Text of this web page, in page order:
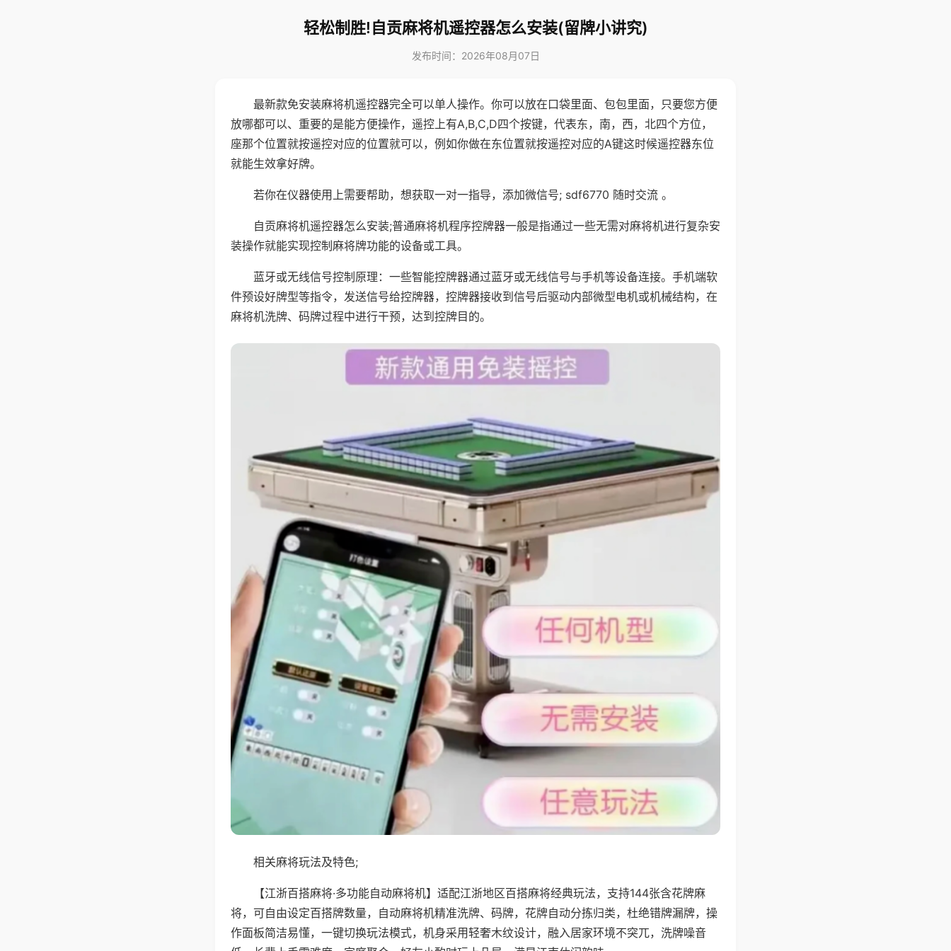
轻松制胜!自贡麻将机遥控器怎么安装(留牌小讲究)
发布时间：2026年08月07日
最新款免安装麻将机遥控器完全可以单人操作。你可以放在口袋里面、包包里面，只要您方便
放哪都可以、重要的是能方便操作，遥控上有A,B,C,D四个按键，代表东，南，西，北四个方位，
座那个位置就按遥控对应的位置就可以，例如你做在东位置就按遥控对应的A键这时候遥控器东位
就能生效拿好牌。
若你在仪器使用上需要帮助，想获取一对一指导，添加微信号; sdf6770 随时交流 。
自贡麻将机遥控器怎么安装;普通麻将机程序控牌器一般是指通过一些无需对麻将机进行复杂安
装操作就能实现控制麻将牌功能的设备或工具。
蓝牙或无线信号控制原理：一些智能控牌器通过蓝牙或无线信号与手机等设备连接。手机端软
件预设好牌型等指令，发送信号给控牌器，控牌器接收到信号后驱动内部微型电机或机械结构，在
麻将机洗牌、码牌过程中进行干预，达到控牌目的。
相关麻将玩法及特色;
【江浙百搭麻将·多功能自动麻将机】适配江浙地区百搭麻将经典玩法，支持144张含花牌麻
将，可自由设定百搭牌数量，自动麻将机精准洗牌、码牌，花牌自动分拣归类，杜绝错牌漏牌，操
作面板简洁易懂，一键切换玩法模式，机身采用轻奢木纹设计，融入居家环境不突兀，洗牌噪音